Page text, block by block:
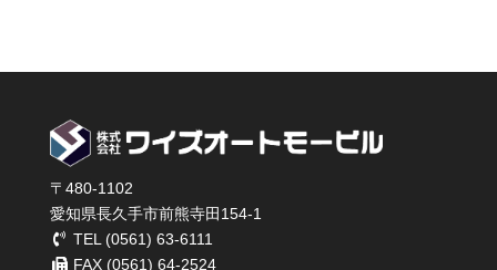
〒480-1102
愛知県長久手市前熊寺田154-1
TEL (0561) 63-6111
FAX (0561) 64-2524